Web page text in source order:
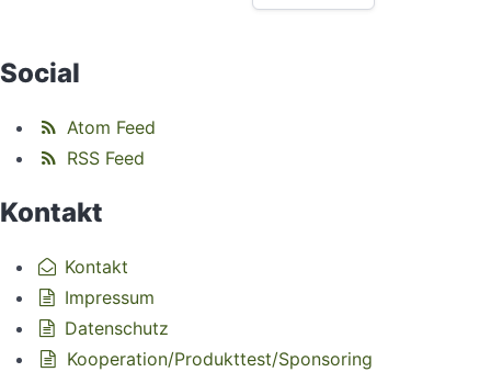
Social
Atom Feed
RSS Feed
Kontakt
Kontakt
Impressum
Datenschutz
Kooperation/Produkttest/Sponsoring